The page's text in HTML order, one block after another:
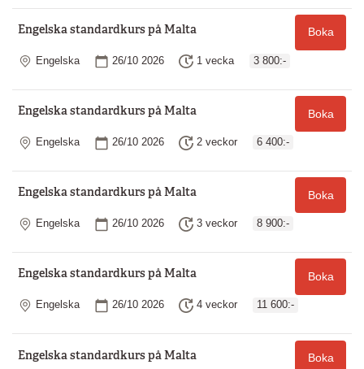
Engelska standardkurs på Malta Boka
Plats
Engelska Startdatum
26/10 2026 Längd
1 vecka 3 800:-
Engelska standardkurs på Malta Boka
Plats
Engelska Startdatum
26/10 2026 Längd
2 veckor 6 400:-
Engelska standardkurs på Malta Boka
Plats
Engelska Startdatum
26/10 2026 Längd
3 veckor 8 900:-
Engelska standardkurs på Malta Boka
Plats
Engelska Startdatum
26/10 2026 Längd
4 veckor 11 600:-
Engelska standardkurs på Malta Boka